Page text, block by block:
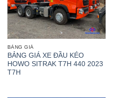
BẢNG GIÁ
BẢNG GIÁ XE ĐẦU KÉO
HOWO SITRAK T7H 440 2023
T7H